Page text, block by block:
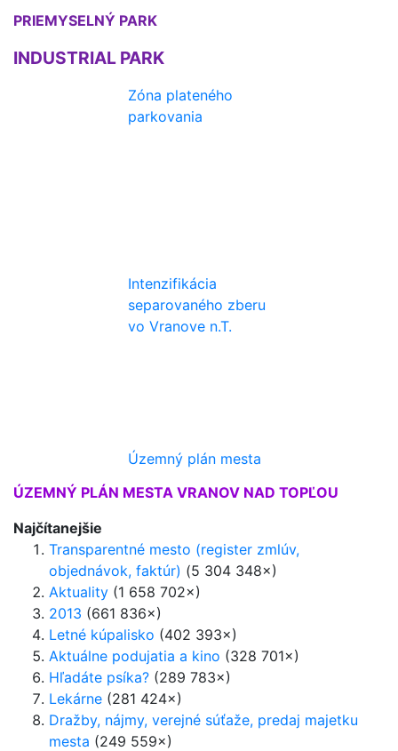
PRIEMYSELNÝ PARK
INDUSTRIAL PARK
Zóna plateného
parkovania
Intenzifikácia
separovaného zberu
vo Vranove n.T.
Územný plán mesta
ÚZEMNÝ PLÁN MESTA VRANOV NAD TOPĽOU
Najčítanejšie
Transparentné mesto (register zmlúv,
objednávok, faktúr) (5 304 348×)
Aktuality (1 658 702×)
2013 (661 836×)
Letné kúpalisko (402 393×)
Aktuálne podujatia a kino (328 701×)
Hľadáte psíka? (289 783×)
Lekárne (281 424×)
Dražby, nájmy, verejné súťaže, predaj majetku
mesta (249 559×)